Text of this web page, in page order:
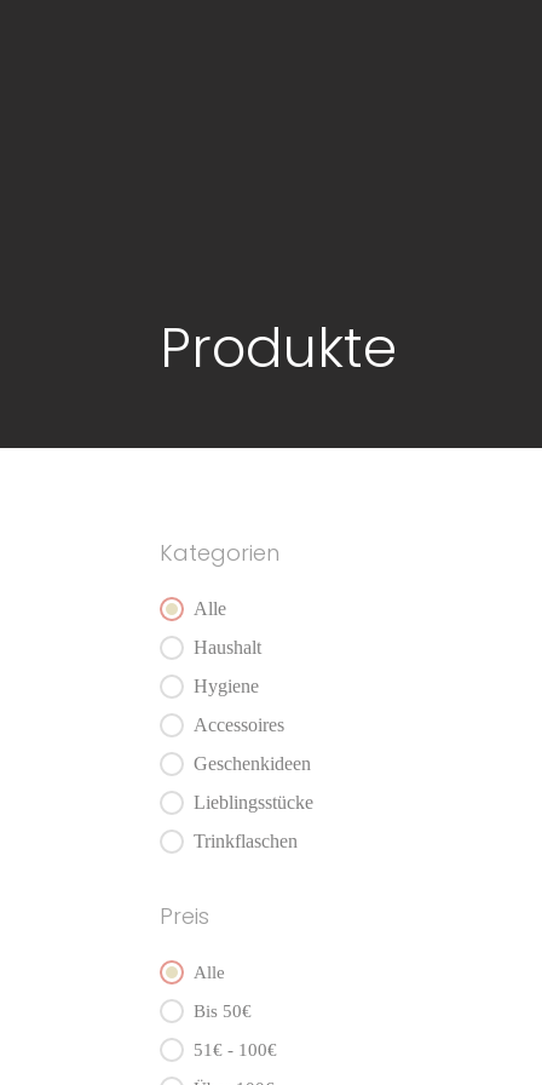
Produkte
Kategorien
Kategorien
Alle
Haushalt
Hygiene
Accessoires
Geschenkideen
Lieblingsstücke
Trinkflaschen
Preis
PreisAlle
Bis 50€
51€ - 100€